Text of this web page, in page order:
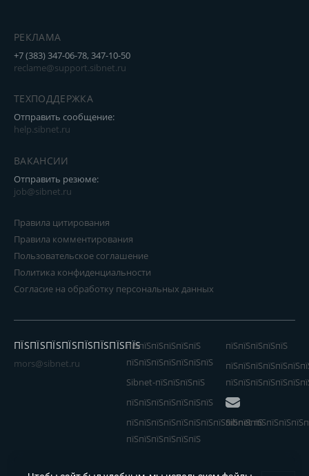
РЕКЛАМА
+7 (383) 347-06-78, 347-10-50
reclame@support.sibnet.ru
ТЕХПОДДЕРЖКА
Отправить сообщение:
help.sibnet.ru
ВАКАНСИИ
Отправить резюме:
job@sibnet.ru
Правила цитирования
Правила комментирования
Пользовательское соглашение
Политика конфиденциальности
Согласие на обработку персональных данных
ПЇЅПЇЅПЇЅПЇЅПЇЅПЇЅПЇЅПЇЅ
mors@sibnet.ru
пїЅпїЅпїЅпїЅпїЅпїЅ
пїЅпїЅпїЅпїЅпїЅпїЅпїЅ
Sibnet-пїЅпїЅпїЅпїЅ
пїЅпїЅпїЅпїЅпїЅ
пїЅпїЅпїЅпїЅпїЅпїЅпїЅ
пїЅпїЅпїЅпїЅпїЅпїЅпїЅпїЅпїЅпїЅпїЅ
пїЅпїЅпїЅпїЅпїЅпїЅ
Sibnet